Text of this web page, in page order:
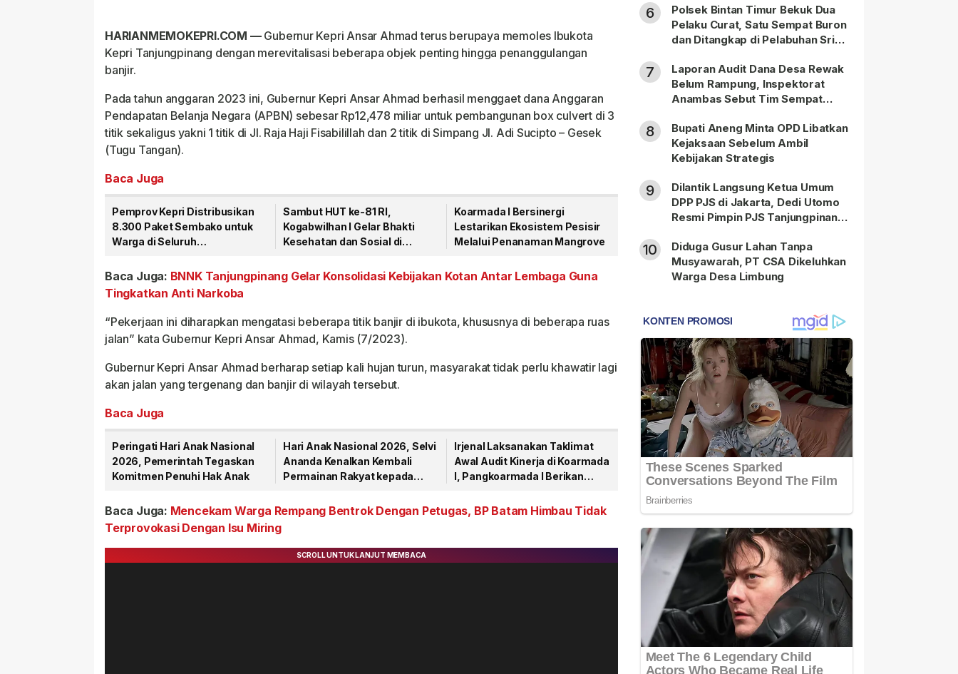
HARIANMEMOKEPRI.COM —Gubernur Kepri Ansar Ahmad terus berupaya memoles Ibukota
Kepri Tanjungpinang dengan merevitalisasi beberapa objek penting hingga penanggulangan
banjir.
Pada tahun anggaran 2023 ini, Gubernur Kepri Ansar Ahmad berhasil menggaet dana Anggaran
Pendapatan Belanja Negara (APBN) sebesar Rp12,478 miliar untuk pembangunan box culvert di 3
titik sekaligus yakni 1 titik di Jl. Raja Haji Fisabilillah dan 2 titik di Simpang Jl. Adi Sucipto – Gesek
(Tugu Tangan).
Baca Juga
Pemprov Kepri Distribusikan
8.300 Paket Sembako untuk
Warga di Seluruh
Sambut HUT ke-81 RI,
Kogabwilhan I Gelar Bhakti
Kesehatan dan Sosial di
Koarmada I Bersinergi
Lestarikan Ekosistem Pesisir
Melalui Penanaman Mangrove
Baca Juga: BNNK Tanjungpinang Gelar Konsolidasi Kebijakan Kotan Antar Lembaga Guna
Tingkatkan Anti Narkoba
“Pekerjaan ini diharapkan mengatasi beberapa titik banjir di ibukota, khususnya di beberapa ruas
jalan” kata Gubernur Kepri Ansar Ahmad, Kamis (7/2023).
Gubernur Kepri Ansar Ahmad berharap setiap kali hujan turun, masyarakat tidak perlu khawatir lagi
akan jalan yang tergenang dan banjir di wilayah tersebut.
Baca Juga
Peringati Hari Anak Nasional
2026, Pemerintah Tegaskan
Komitmen Penuhi Hak Anak
Hari Anak Nasional 2026, Selvi
Ananda Kenalkan Kembali
Permainan Rakyat kepada
Irjenal Laksanakan Taklimat
Awal Audit Kinerja di Koarmada
I, Pangkoarmada I Berikan
Baca Juga: Mencekam Warga Rempang Bentrok Dengan Petugas, BP Batam Himbau Tidak
Terprovokasi Dengan Isu Miring
6
Polsek Bintan Timur Bekuk Dua
Pelaku Curat, Satu Sempat Buron
dan Ditangkap di Pelabuhan Sri
7
Laporan Audit Dana Desa Rewak
Belum Rampung, Inspektorat
Anambas Sebut Tim Sempat
8
Bupati Aneng Minta OPD Libatkan
Kejaksaan Sebelum Ambil
Kebijakan Strategis
9
Dilantik Langsung Ketua Umum
DPP PJS di Jakarta, Dedi Utomo
Resmi Pimpin PJS Tanjungpinang-
10
Diduga Gusur Lahan Tanpa
Musyawarah, PT CSA Dikeluhkan
Warga Desa Limbung